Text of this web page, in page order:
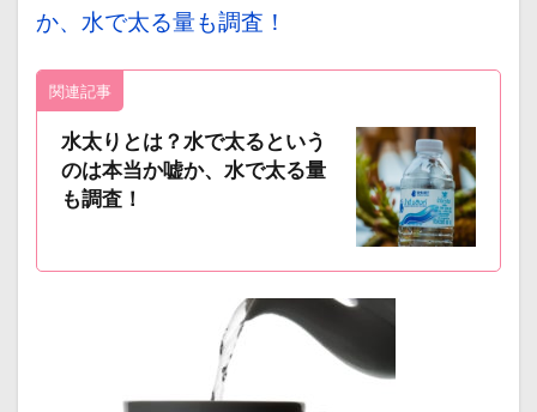
か、水で太る量も調査！
関連記事
水太りとは？水で太るという
のは本当か嘘か、水で太る量
も調査！